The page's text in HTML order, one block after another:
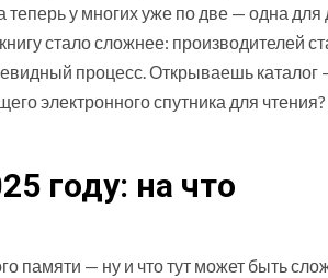
у многих уже по две — одна для
стало сложнее: производителей
процесс. Открываешь каталог
электронного спутника для чтения?
году: на что
памяти — ну и что тут может быть